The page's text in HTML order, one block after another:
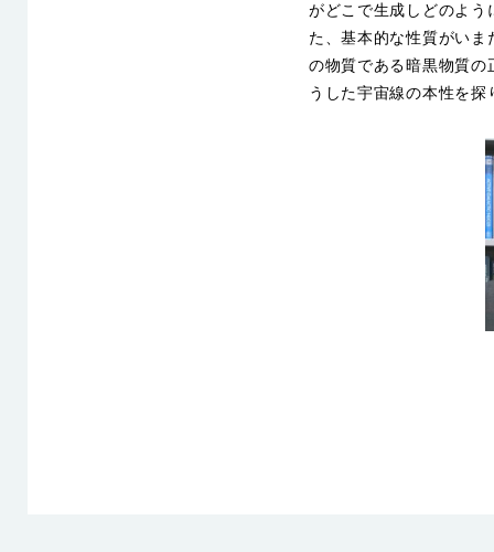
がどこで生成しどのよう
た、基本的な性質がい
の物質である暗黒物質の
うした宇宙線の本性を